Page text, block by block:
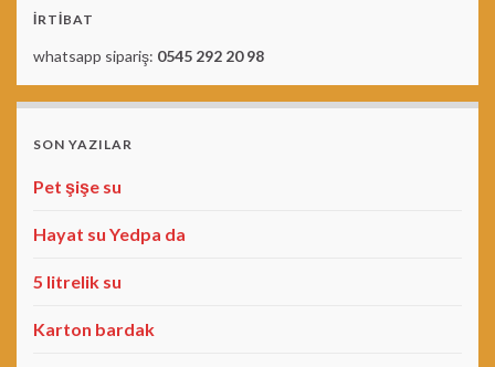
İRTİBAT
whatsapp sipariş: 0545 292 20 98
SON YAZILAR
Pet şişe su
Hayat su Yedpa da
5 litrelik su
Karton bardak